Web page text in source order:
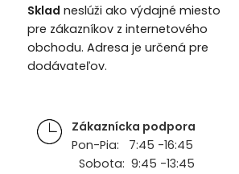
Sklad neslúži ako výdajné miesto
pre zákazníkov z internetového
obchodu. Adresa je určená pre
dodávateľov.
Zákaznícka podpora
Pon-Pia: 7:45 -16:45
Sobota: 9:45 -13:45